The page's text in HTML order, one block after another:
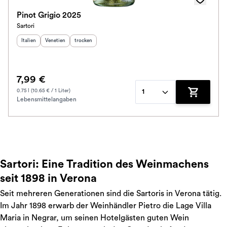
Pinot Grigio 2025
Sartori
Herkunftsland:
Italien Herkunftsregion:
Venetien Geschmack
trocken
7,99 €
0.75 l (10.65 € / 1 Liter)
Lebensmittelangaben
1
Zum
Sartori: Eine Tradition des Weinmachens
seit 1898 in Verona
Seit mehreren Generationen sind die Sartoris in Verona tätig.
Im Jahr 1898 erwarb der Weinhändler Pietro die Lage Villa
Maria in Negrar, um seinen Hotelgästen guten Wein